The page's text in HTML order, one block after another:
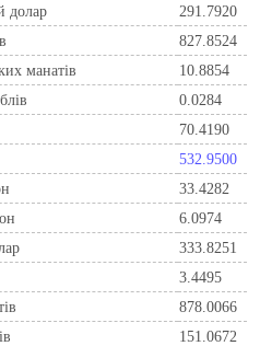
долар
291.7920
827.8524
манатів
10.8854
0.0284
70.4190
532.9500
33.4282
6.0974
333.8251
3.4495
878.0066
151.0672